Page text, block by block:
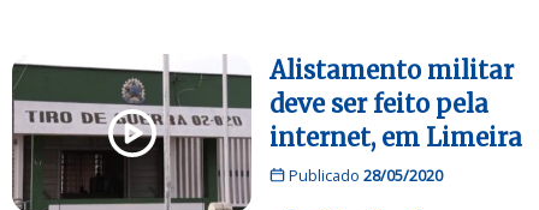
Alistamento militar
deve ser feito pela
internet, em Limeira
Publicado 28/05/2020